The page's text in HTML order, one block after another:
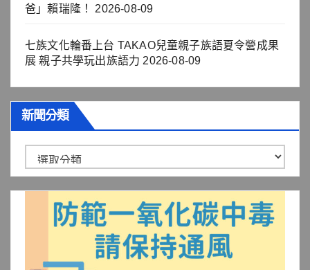
爸」賴瑞隆！
2026-08-09
七族文化輪番上台 TAKAO兒童親子族語夏令營成果
展 親子共學玩出族語力 2026-08-09
新聞分類
聞